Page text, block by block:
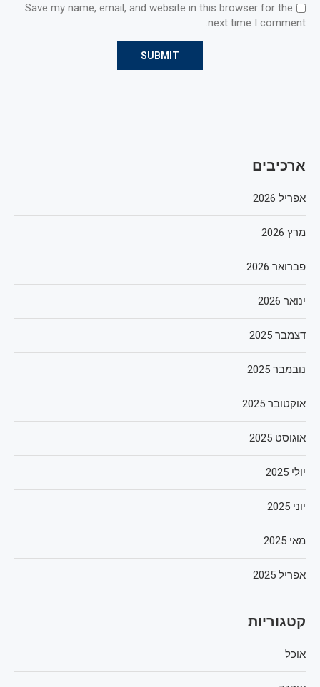
Save my name, email, and website in this browser for the
next time I comment.
ארכיבים
אפריל 2026
מרץ 2026
פברואר 2026
ינואר 2026
דצמבר 2025
נובמבר 2025
אוקטובר 2025
אוגוסט 2025
יולי 2025
יוני 2025
מאי 2025
אפריל 2025
קטגוריות
אוכל